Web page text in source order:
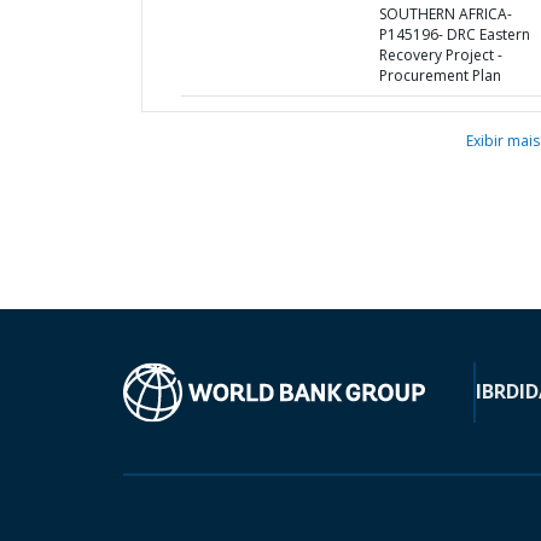
SOUTHERN AFRICA-
P145196- DRC Eastern
Recovery Project -
Procurement Plan
Exibir mais
IBRD